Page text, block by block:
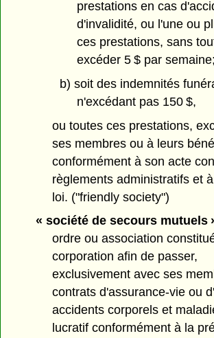
prestations en cas
d'invalidité, ou l'une ou
ces prestations, sans
excéder 5 $ par semaine;
b) soit des indemnités
n'excédant pas 150 $,
ou toutes ces prestations,
ses membres ou à leurs
conformément à son acte
règlements administratifs et
loi. ("friendly society")
« société de secours mutuels
ordre ou association
corporation afin de passer,
exclusivement avec ses
contrats d'assurance-vie ou
accidents corporels et
lucratif conformément à la